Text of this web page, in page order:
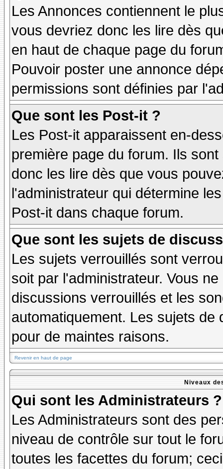
Les Annonces contiennent le
vous devriez donc les lire dès
en haut de chaque page du
Pouvoir poster une annonce
permissions sont définies par
Que sont les Post-it ?
Les Post-it apparaissent en-
première page du forum. Ils
donc les lire dès que vous
l'administrateur qui détermine
Post-it dans chaque forum.
Que sont les sujets de
Les sujets verrouillés sont
soit par l'administrateur. Vous
discussions verrouillés et les
automatiquement. Les sujets
pour de maintes raisons.
Revenir en haut de page
Niveaux
Qui sont les Administrateurs ?
Les Administrateurs sont des
niveau de contrôle sur tout le
toutes les facettes du forum;